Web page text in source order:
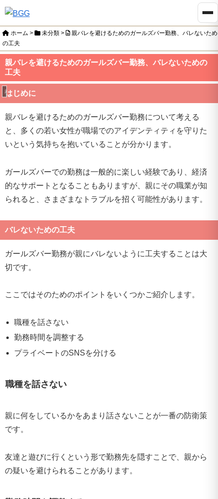
ホーム > 未分類 >
親バレを避けるためのガールズバー勤務、バレないため
の工夫
親バレを避けるためのガールズバー勤務、バレないための
工夫
未分類
はじめに
親バレを避けるためのガールズバー勤務について考える
と、多くの若い女性が職場でのアイデンティティを守りた
いという気持ちを抱いていることが分かります。
ガールズバーでの勤務は一般的に楽しい経験であり、経済
的なサポートとなることもありますが、親にその職業が知
られると、さまざまなトラブルを招く可能性があります。
バレないための工夫
ガールズバー勤務が親にバレないように工夫することは大
切です。
ここではそのためのポイントをいくつかご紹介します。
職種を話さない
勤務時間を調整する
プライベートのSNSを分ける
職種を話さない
親に何をしているかをあまり話さないことが一番の防衛策
です。
友達と遊びに行くという形で勤務先を隠すことで、親から
の疑いを避けられることがあります。